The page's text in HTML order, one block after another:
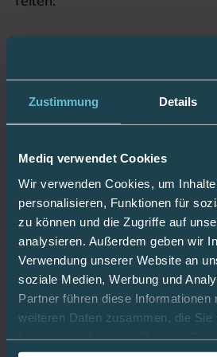
Zustimmung Details
Mediq verwendet Cookies
Wir verwenden Cookies, um
personalisieren, Funktionen für
zu können und die Zugriffe auf
analysieren. Außerdem geben wir
Verwendung unserer Website an
soziale Medien, Werbung und
Partner führen diese Informationen
weiteren Daten zusammen, die Sie
← Zurück
Halloween feiern –
Diabetes unbeschwert genießen
Related Posts
Diabetes-Management ist
Dank des mylife Loop hat sich
fünfjährigen Lorena González
Diabetes-Diagnose deutlich
intelligente System unterstützt